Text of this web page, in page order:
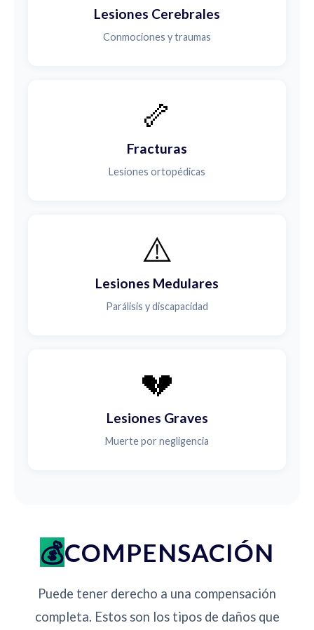
Lesiones Cerebrales
Conmociones y traumas
🦴
Fracturas
Lesiones ortopédicas
⚠️
Lesiones Medulares
Parálisis y discapacidad
💔
Lesiones Graves
Muerte por negligencia
COMPENSACIÓN
Puede tener derecho a una compensación
completa. Estos son los tipos de daños que